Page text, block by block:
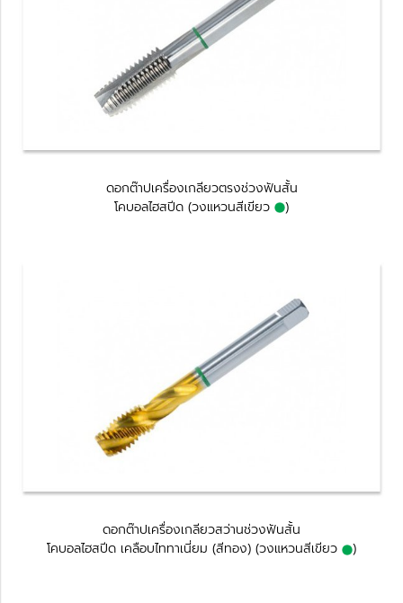
ดอกต๊าปเครื่องเกลียวตรงช่วงฟันสั้น
โคบอลไฮสปีด (วงแหวนสีเขียว )
ดอกต๊าปเครื่องเกลียวสว่านช่วงฟันสั้น
โคบอลไฮสปีด เคลือบไททาเนี่ยม (สีทอง) (วงแหวนสีเขียว )